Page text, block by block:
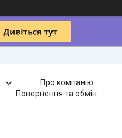
Про компанію
Повернення та обмін